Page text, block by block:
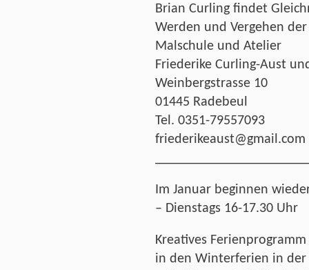
Brian Curling findet
Werden und Vergehen
Malschule und Atelier
Friederike Curling-Aust
Weinbergstrasse 10
01445 Radebeul
Tel. 0351-79557093
friederikeaust@gmail.com
Im Januar beginnen
– Dienstags 16-17.30 Uhr
Kreatives
in den Winterferien in der